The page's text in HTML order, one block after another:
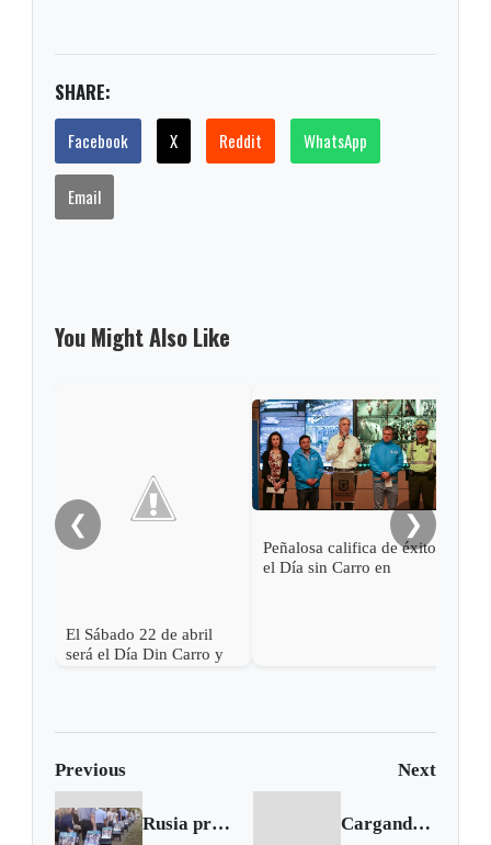
SHARE:
Facebook X Reddit WhatsApp
Email
You Might Also Like
❮
El Sábado 22 de abril
será el Día Din Carro y
Peñalosa califica de éxito
el Día sin Carro en
❯
Previous Next
Rusia proscribe a los Testigos de Jehová por "extremistas" Cargando siguiente...